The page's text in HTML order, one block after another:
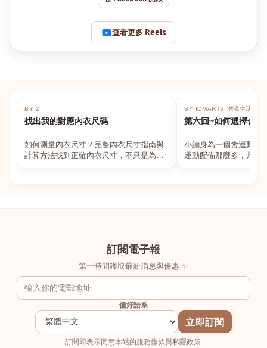
查看更多 Reels
BY 2
找出我的對應內衣尺碼
如何測量內衣尺寸？完整內衣尺寸指南與
計算方法找到正確內衣尺寸，不只是為了
BY ICMARTS 潮流生活百貨
第六回~如何選擇合適
小編身為一個會運動的
運動配備那麼多，凡舉
訂閱電子報
第一時間獲取最新消息與優惠 ✨
偏好語系
立即訂閱
訂閱即表示同意本站的服務條款與私隱政策.